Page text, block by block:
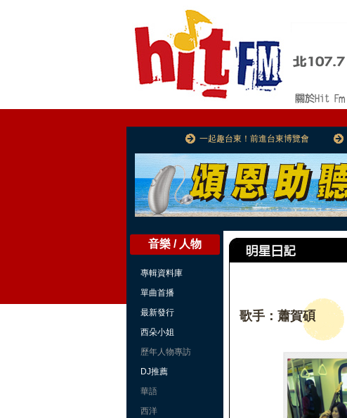
一起趣台東！前進台東博覽會
音樂 / 人物
專輯資料庫
單曲首播
最新發行
西朵小姐
歷年人物專訪
DJ推薦
華語
西洋
歌手：蕭賀碩